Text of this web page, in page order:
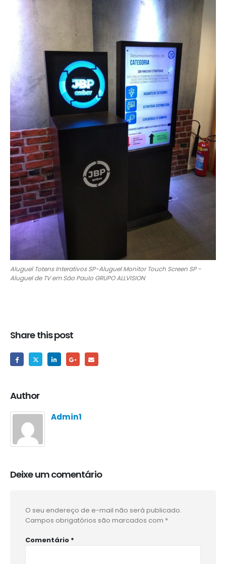
Aluguel Totens Interativos SP-Aluguel Monitor Touch Screen SP -
Aluguel de TV em São Paulo GRUPO ALLVISION
Share this post
Author
Admin1
Deixe um comentário
O seu endereço de e-mail não será publicado.
Campos obrigatórios são marcados com *
Comentário *